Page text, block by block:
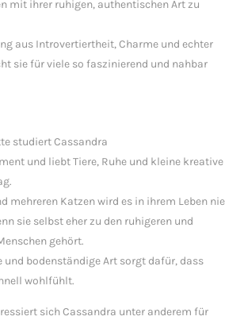
mit ihrer ruhigen, authentischen Art zu
aus Introvertiertheit, Charme und echter
sie für viele so faszinierend und nahbar
studiert Cassandra
und liebt Tiere, Ruhe und kleine kreative
mehreren Katzen wird es in ihrem Leben nie
sie selbst eher zu den ruhigeren und
gehört.
und bodenständige Art sorgt dafür, dass
wohlfühlt.
sich Cassandra unter anderem für